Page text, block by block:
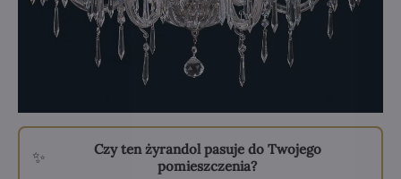
✨
Czy ten żyrandol pasuje do Twojego
pomieszczenia?